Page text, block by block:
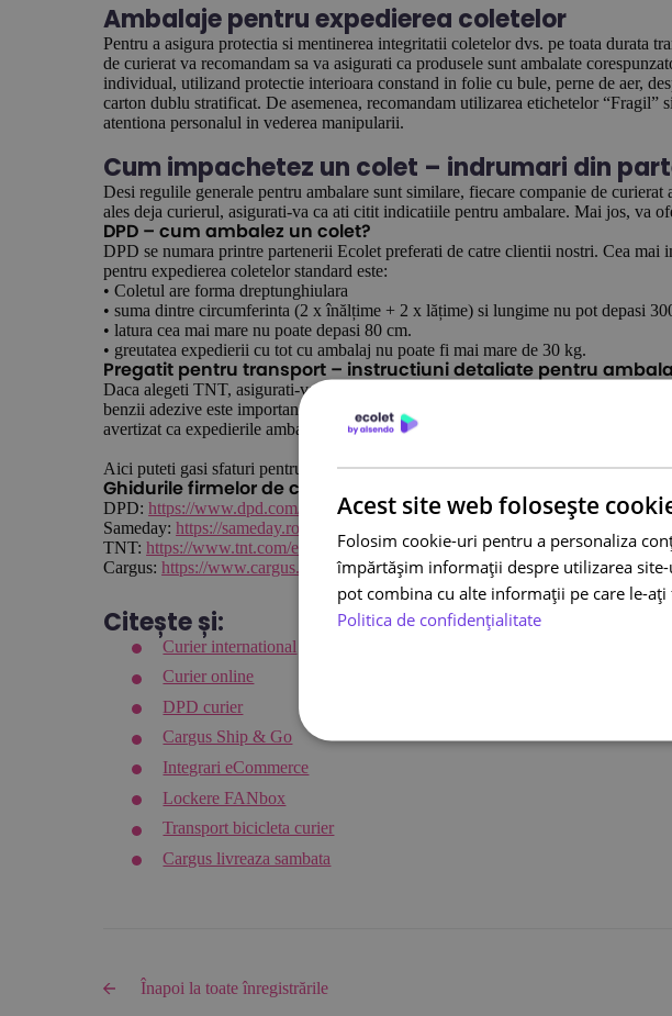
Ambalaje pentru expedierea coletelor
Pentru a asigura protectia si mentinerea integritatii coletelor dvs. pe toata durata
de curierat va recomandam sa va asigurati ca produsele sunt ambalate
individual, utilizand protectie interioara constand in folie cu bule, perne de aer,
carton dublu stratificat. De asemenea, recomandam utilizarea etichetelor “Fragil”
atentiona personalul in vederea manipularii.
Cum impachetez un colet – indrumari din
Desi regulile generale pentru ambalare sunt similare, fiecare companie de
ales deja curierul, asigurati-va ca ati citit indicatiile pentru ambalare. Mai jos, va
DPD – cum ambalez un colet?
DPD se numara printre partenerii Ecolet preferati de catre clientii nostri. Cea mai
pentru expedierea coletelor standard este:
• Coletul are forma dreptunghiulara
• suma dintre circumferinta (2 x înălțime + 2 x lățime) si lungime nu pot depasi
• latura cea mai mare nu poate depasi 80 cm.
• greutatea expedierii cu tot cu ambalaj nu poate fi mai mare de 30 kg.
Pregatit pentru transport – instructiuni detaliate pentru
Daca alegeti TNT, asigurati-va ca ati citit intructiunile de pregatire pentru
benzii adezive este importanta. Trebuie sa fie exact ca in pozele din prezentarea
avertizat ca expedierile ambalate necorespunzator nu vor fi acceptate, iar
Aici puteti gasi sfaturi pentru ambalarea coletelor dvs.:
Ghidurile firmelor de curierat
DPD:https://www.dpd.com/ro/ro/metode-de-ambalare-dpd/
Sameday:https://sameday.ro/modalitati-de-ambalare/
TNT:https://www.tnt.com/express/ro_ro/site/how-to/prepare-boxes.html
Cargus:https://www.cargus.ro/wp-content/uploads/CG-modalitati-de-ambalare-
Citește și:
Curier international
Curier online
DPD curier
Cargus Ship & Go
Integrari eCommerce
Lockere FANbox
Transport bicicleta curier
Cargus livreaza sambata
Înapoi la toate înregistrările
Acest site web folosește
Folosim cookie-uri pentru a personaliza
împărtășim informații despre utilizarea
pot combina cu alte informații pe care le-
Politica de confidențialitate